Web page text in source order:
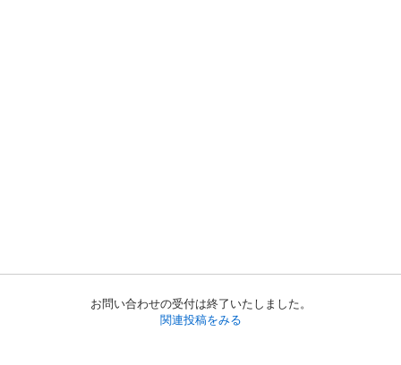
お問い合わせの受付は終了いたしました。
関連投稿をみる